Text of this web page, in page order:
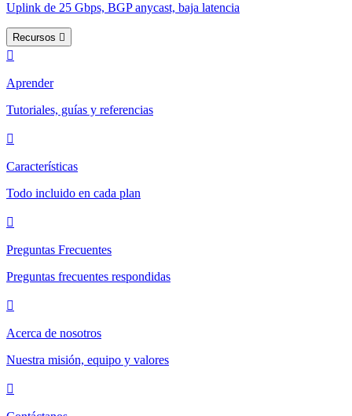
Uplink de 25 Gbps, BGP anycast, baja latencia
Recursos
Aprender
Tutoriales, guías y referencias
Características
Todo incluido en cada plan
Preguntas Frecuentes
Preguntas frecuentes respondidas
Acerca de nosotros
Nuestra misión, equipo y valores